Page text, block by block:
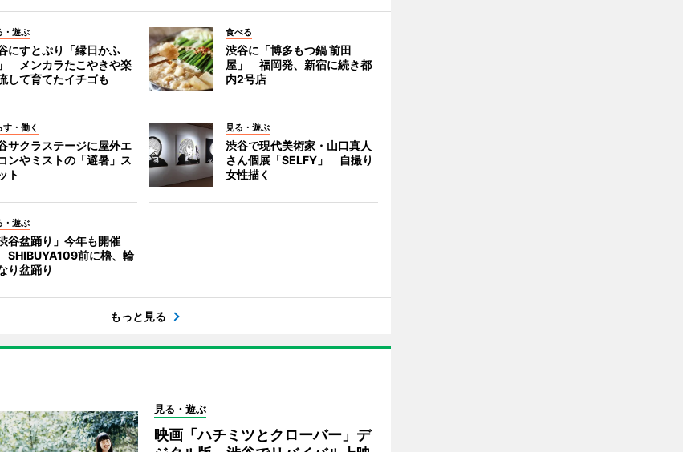
・遊ぶ
にすとぷり「縁日かふ
メンカラたこやきや楽
して育てたイチゴも
食べる
渋谷に「博多もつ鍋 前田
屋」 福岡発、新宿に続き都
内2号店
す・働く
サクラステージに屋外エ
ンやミストの「避暑」ス
ト
見る・遊ぶ
渋谷で現代美術家・山口真人
さん個展「SELFY」 自撮り
女性描く
・遊ぶ
渋谷盆踊り」今年も開催
前に櫓、輪
り盆踊り
もっと見る
見る・遊ぶ
映画「ハチミツとクローバー」デ